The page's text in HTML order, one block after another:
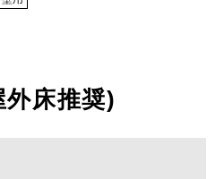
床推奨)